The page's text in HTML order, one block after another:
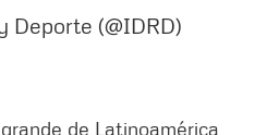
Deporte (@IDRD)
de Latinoamérica